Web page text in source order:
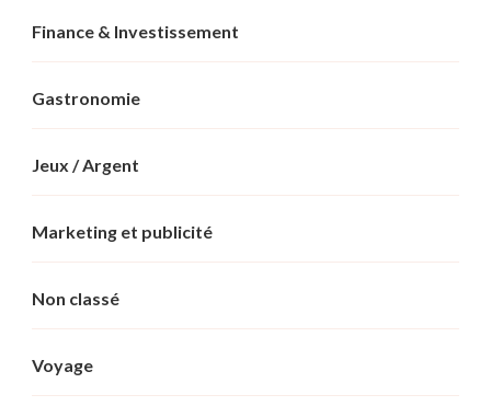
Finance & Investissement
Gastronomie
Jeux / Argent
Marketing et publicité
Non classé
Voyage